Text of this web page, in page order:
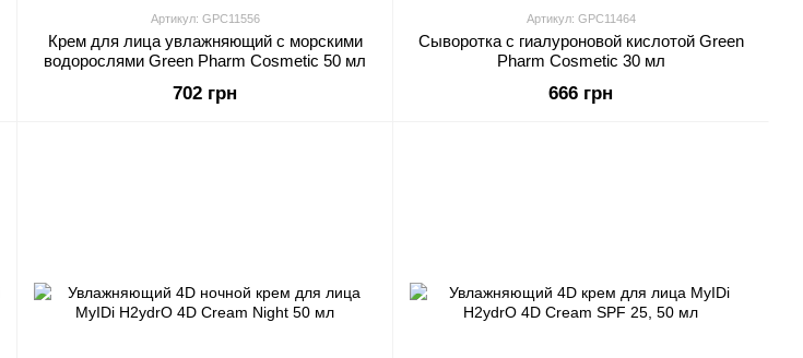
Артикул: GPC11556
Крем для лица увлажняющий с морскими
водорослями Green Pharm Cosmetic 50 мл
702 грн
Артикул: GPC11464
Сыворотка с гиалуроновой кислотой Green
Pharm Cosmetic 30 мл
666 грн